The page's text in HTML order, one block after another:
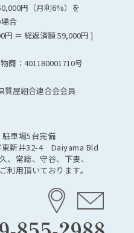
円（月利6%）を
合
円 ＝ 総返済額 59,000円 ]
商：401180001710号
屋組合連合会会員
車場5台完備
新井32-4 Daiyama Bld
、常総、守谷、下妻、
利用頂いております。